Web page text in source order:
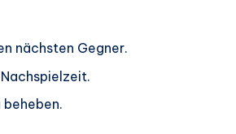
nächsten Gegner.